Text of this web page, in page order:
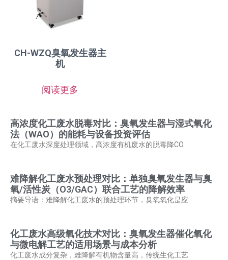
CH-WZQ臭氧发生器主
机
阅读更多
高浓度化工废水脱毒对比：臭氧发生器与湿式氧化
法（WAO）的能耗与设备投资评估
在化工废水深度处理领域，高浓度有机废水的脱毒降CO
难降解化工废水预处理对比：单独臭氧发生器与臭
氧/活性炭（O3/GAC）联合工艺的降解效率
摘要导语：难降解化工废水的预处理环节，臭氧氧化是应
化工废水高级氧化技术对比：臭氧发生器催化氧化
与微电解工艺的适用场景与成本分析
化工废水成分复杂，难降解有机物含量高，传统生化工艺